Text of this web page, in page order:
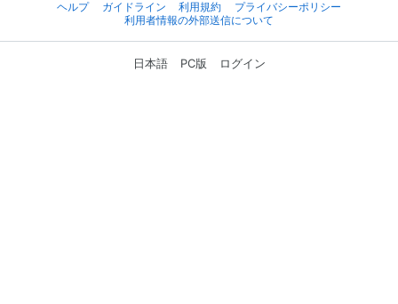
ヘルプ
ガイドライン 利用規約
プライバシーポリシー
利用者情報の外部送信について
日本語 PC版 ログイン